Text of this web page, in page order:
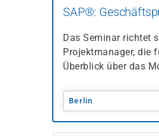
SAP®:
Das Seminar richtet
Projektmanager, die
Überblick über das
Berlin